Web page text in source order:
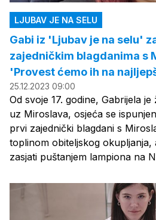
LJUBAV JE NA SELU
Gabi iz 'Ljubav je na selu'
zajedničkim blagdanima s
'Provest ćemo ih na
25.12.2023 09:00
Od svoje 17. godine, Gabrijela
uz Miroslava, osjeća se
prvi zajednički blagdani s
toplinom obiteljskog okupljanja,
zasjati puštanjem lampiona na